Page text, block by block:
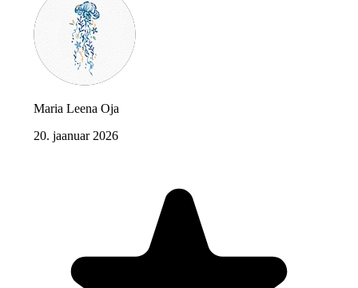
Maria Leena Oja
20. jaanuar 2026